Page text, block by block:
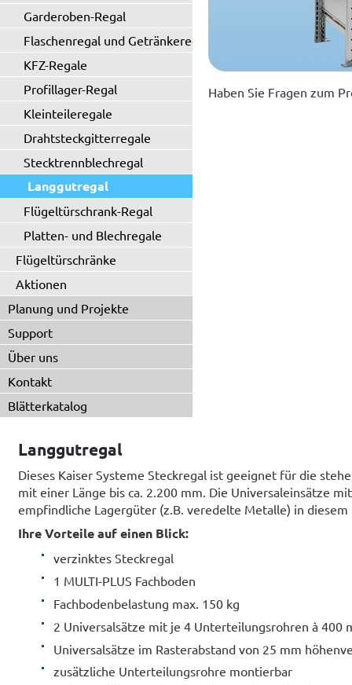
Garderoben-Regal
Flaschenregal und Getränkeregal
KFZ-Regale
Profillager-Regal
Kleinteileregale
Drahtsteckgitterregale
Stecktrennblechregal
Langgutregal
Flügeltürschrank-Regal
Platten- und Blechregale
Flügeltürschränke
Aktionen
Planung und Projekte
Support
Über uns
Kontakt
Blätterkatalog
Haben Sie Fragen zum
Langgutregal
Dieses Kaiser Systeme Steckregal ist geeignet für die
mit einer Länge bis ca. 2.200 mm. Die Universaleinsätze
empfindliche Lagergüter (z.B. veredelte Metalle) in diesem
Ihre Vorteile auf einen Blick:
verzinktes Steckregal
1 MULTI-PLUS Fachboden
Fachbodenbelastung max. 150 kg
2 Universalsätze mit je 4 Unterteilungsrohren à 400
Universalsätze im Rasterabstand von 25 mm
zusätzliche Unterteilungsrohre montierbar